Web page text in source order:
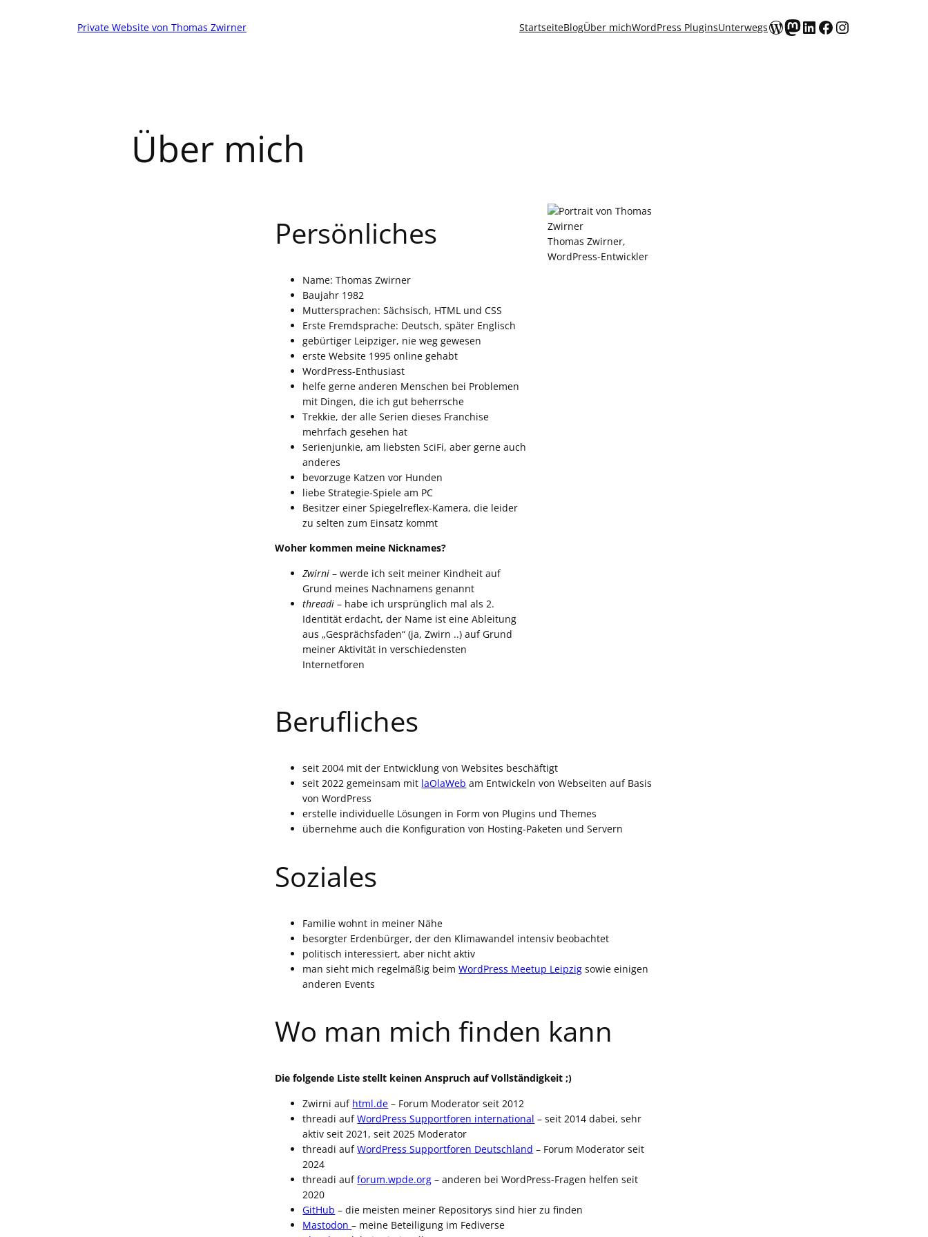
Private Website von Thomas Zwirner StartseiteBlogÜber michWordPress PluginsUnterwegsWordPress
Mastodon
LinkedIn
Facebook
Instagram
Über mich
Persönliches
Name: Thomas Zwirner
Baujahr 1982
Muttersprachen: Sächsisch, HTML und CSS
Erste Fremdsprache: Deutsch, später Englisch
gebürtiger Leipziger, nie weg gewesen
erste Website 1995 online gehabt
WordPress-Enthusiast
helfe gerne anderen Menschen bei Problemen
mit Dingen, die ich gut beherrsche
Trekkie, der alle Serien dieses Franchise
mehrfach gesehen hat
Serienjunkie, am liebsten SciFi, aber gerne auch
anderes
bevorzuge Katzen vor Hunden
liebe Strategie-Spiele am PC
Besitzer einer Spiegelreflex-Kamera, die leider
zu selten zum Einsatz kommt
Woher kommen meine Nicknames?
Zwirni – werde ich seit meiner Kindheit auf
Grund meines Nachnamens genannt
threadi– habe ich ursprünglich mal als 2.
Identität erdacht, der Name ist eine Ableitung
aus „Gesprächsfaden“ (ja, Zwirn ..) auf Grund
meiner Aktivität in verschiedensten
Internetforen
Thomas Zwirner,
WordPress-Entwickler
Berufliches
seit 2004 mit der Entwicklung von Websites beschäftigt
seit 2022 gemeinsam mit laOlaWeb am Entwickeln von Webseiten auf Basis
von WordPress
erstelle individuelle Lösungen in Form von Plugins und Themes
übernehme auch die Konfiguration von Hosting-Paketen und Servern
Soziales
Familie wohnt in meiner Nähe
besorgter Erdenbürger, der den Klimawandel intensiv beobachtet
politisch interessiert, aber nicht aktiv
man sieht mich regelmäßig beimWordPress Meetup Leipzig sowie einigen
anderen Events
Wo man mich finden kann
Die folgende Liste stellt keinen Anspruch auf Vollständigkeit ;)
Zwirni auf html.de – Forum Moderator seit 2012
threadi aufWordPress Supportforen international – seit 2014 dabei, sehr
aktiv seit 2021, seit 2025 Moderator
threadi aufWordPress Supportforen Deutschland – Forum Moderator seit
2024
threadi aufforum.wpde.org – anderen bei WordPress-Fragen helfen seit
2020
GitHub – die meisten meiner Repositorys sind hier zu finden
Mastodon– meine Beteiligung im Fediverse